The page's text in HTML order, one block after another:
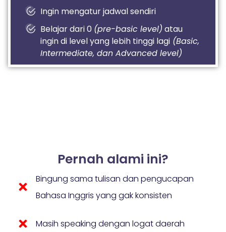
Ingin mengatur jadwal sendiri
Belajar dari 0 (pre-basic level) atau
ingin di level yang lebih tinggi lagi (Basic,
Intermediate, dan Advanced level)
Pernah alami ini?
Bingung sama tulisan dan pengucapan
Bahasa Inggris yang gak konsisten
Masih speaking dengan logat daerah